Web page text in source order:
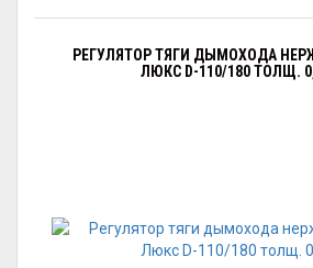
РЕГУЛЯТОР ТЯГИ ДЫМОХОДА
ЛЮКС D-110/180 ТОЛЩ.